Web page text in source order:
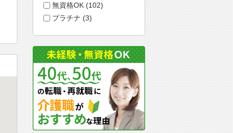
無資格OK (102)
プラチナ (3)